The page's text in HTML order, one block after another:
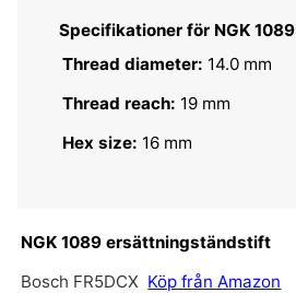
Specifikationer för NGK 1089
Thread diameter: 14.0 mm
Thread reach: 19 mm
Hex size: 16 mm
NGK 1089 ersättningständstift
Bosch FR5DCX Köp från Amazon